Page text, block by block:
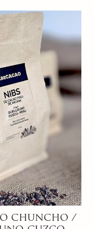
CHUNCHO /